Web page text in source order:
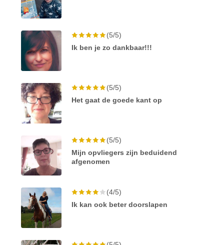
(5/5)
Ik ben je zo dankbaar!!!
(5/5)
Het gaat de goede kant op
(5/5)
Mijn opvliegers zijn beduidend
afgenomen
(4/5)
Ik kan ook beter doorslapen